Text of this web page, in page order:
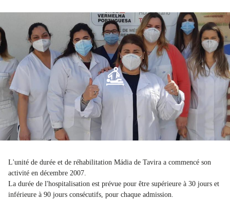
L'unité de durée et de réhabilitation Mádia de Tavira a commencé son
activité en décembre 2007.
La durée de l'hospitalisation est prévue pour être supérieure à 30 jours et
inférieure à 90 jours consécutifs, pour chaque admission.